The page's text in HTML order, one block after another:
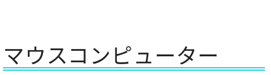
マウスコンピューター